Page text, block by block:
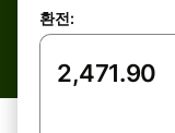
환전: